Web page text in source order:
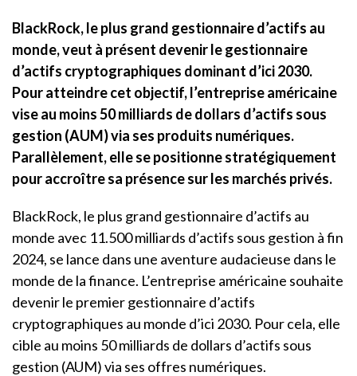
BlackRock, le plus grand gestionnaire d’actifs au
monde, veut à présent devenir le gestionnaire
d’actifs cryptographiques dominant d’ici 2030.
Pour atteindre cet objectif, l’entreprise américaine
vise au moins 50 milliards de dollars d’actifs sous
gestion (AUM) via ses produits numériques.
Parallèlement, elle se positionne stratégiquement
pour accroître sa présence sur les marchés privés.
BlackRock, le plus grand gestionnaire d’actifs au
monde avec 11.500 milliards d’actifs sous gestion à fin
2024, se lance dans une aventure audacieuse dans le
monde de la finance. L’entreprise américaine souhaite
devenir le premier gestionnaire d’actifs
cryptographiques au monde d’ici 2030. Pour cela, elle
cible au moins 50 milliards de dollars d’actifs sous
gestion (AUM) via ses offres numériques.